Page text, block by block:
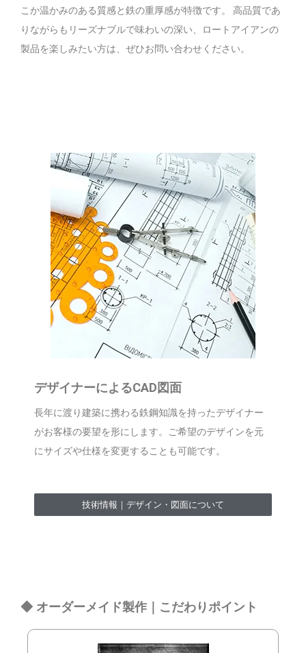
こか温かみのある質感と鉄の重厚感が特徴です。 高品質であ
りながらもリーズナブルで味わいの深い、ロートアイアンの
製品を楽しみたい方は、ぜひお問い合わせください。
デザイナーによるCAD図面
長年に渡り建築に携わる鉄鋼知識を持ったデザイナー
がお客様の要望を形にします。ご希望のデザインを元
にサイズや仕様を変更することも可能です。
技術情報｜デザイン・図面について
◆ オーダーメイド製作｜こだわりポイント